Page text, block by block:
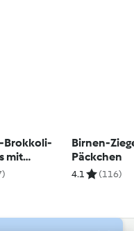
Brokkoli-
mit
Birnen-
Päckchen
4.1 (116)